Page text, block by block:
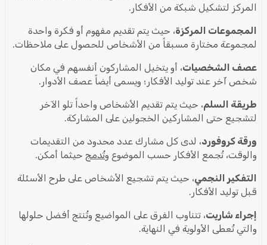
المركز لتشكيل شبكة من الأفكار.
المجموعات المركزة، حيث يتم تقديم مفهوم أو فكرة واحدة
لمجموعة مختارة مسبقاً من الأشخاص للحصول على ملاحظات.
عصف الشخصيات، أو يتخيل المشاركون أنفسهم في مكان
شخص آخر عند توليد الأفكار؛ ويسمى أيضاً عصف الأدوار.
طريقة السلم، حيث يتم تقديم الأشخاص واحداً تلو الآخر
لتشجيع حتى المشاركين الخجولين على المشاركة.
ورقة كروفورد، لدى كل مشارك عدد محدود من التقديمات
والوقت، تُجمع الأفكار حسب الموضوع وتُدمج حيثما أمكن.
التفكير النجمي، حيث يتم تشجيع الأشخاص على طرح الأسئلة
قبل توليد الأفكار.
إجراء شاريت، تتناوب الفرق على المواضيع وتُنتج أفضل حلولها
والتي تُعطى الأولوية في النهاية.